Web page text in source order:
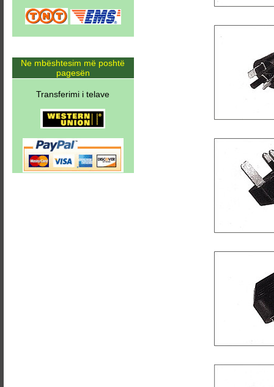
Ne mbështesim më poshtë
pagesën
Transferimi i telave